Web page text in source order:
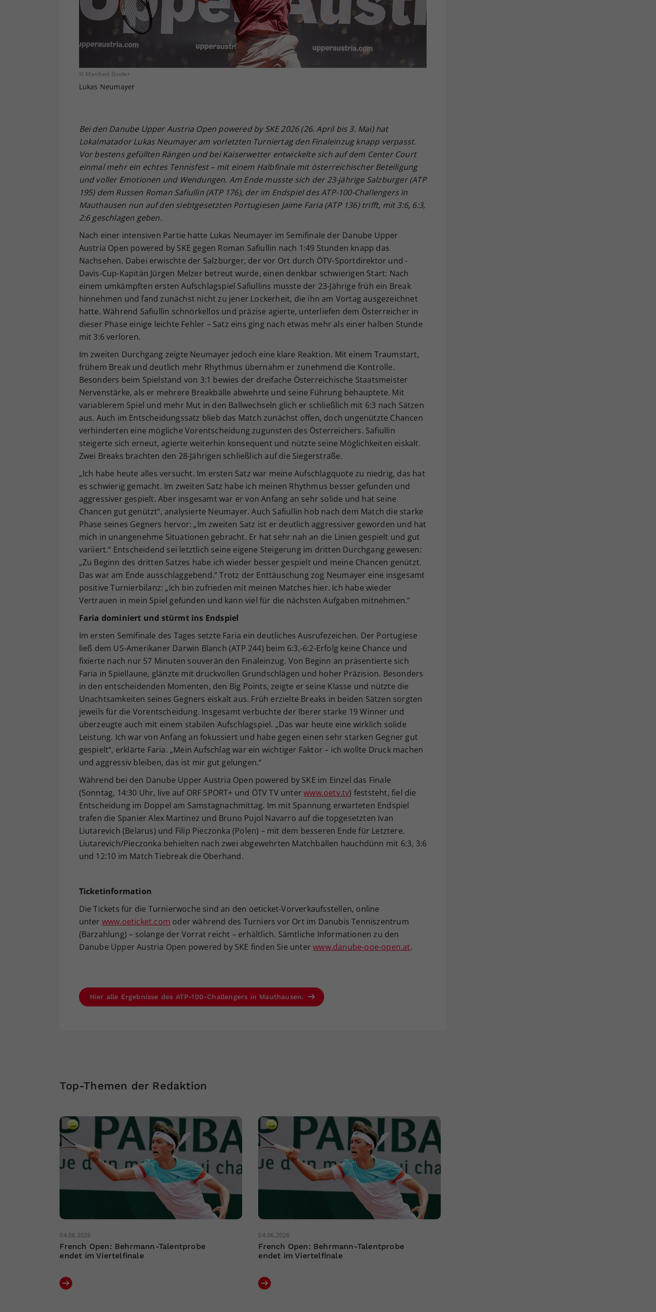
© Manfred Binder
Lukas Neumayer
Bei den Danube Upper Austria Open powered by SKE 2026 (26.April bis 3. Mai) hat
Lokalmatador Lukas Neumayer am vorletzten Turniertag den Finaleinzug knapp verpasst.
Vor bestens gefüllten Rängen und bei Kaiserwetter entwickelte sich auf dem Center Court
einmal mehr ein echtes Tennisfest – mit einem Halbfinale mit österreichischer Beteiligung
und voller Emotionen und Wendungen. Am Ende musste sich der 23-jährige Salzburger (ATP
195) dem Russen Roman Safiullin (ATP 176), der im Endspiel des ATP-100-Challengers in
Mauthausen nun auf den siebtgesetzten Portugiesen Jaime Faria (ATP 136) trifft, mit 3:6, 6:3,
2:6 geschlagen geben.
Nach einer intensiven Partie hatte Lukas Neumayer im Semifinale der Danube Upper
Austria Open powered by SKE gegen Roman Safiullin nach 1:49 Stunden knapp das
Nachsehen. Dabei erwischte der Salzburger, der vor Ort durch ÖTV-Sportdirektor und -
Davis-Cup-Kapitän Jürgen Melzer betreut wurde, einen denkbar schwierigen Start: Nach
einem umkämpften ersten Aufschlagspiel Safiullins musste der 23-Jährige früh ein Break
hinnehmen und fand zunächst nicht zu jener Lockerheit, die ihn am Vortag ausgezeichnet
hatte. Während Safiullin schnörkellos und präzise agierte, unterliefen dem Österreicher in
dieser Phase einige leichte Fehler – Satz eins ging nach etwas mehr als einer halben Stunde
mit 3:6 verloren.
Im zweiten Durchgang zeigte Neumayer jedoch eine klare Reaktion. Mit einem Traumstart,
frühem Break und deutlich mehr Rhythmus übernahm er zunehmend die Kontrolle.
Besonders beim Spielstand von 3:1 bewies der dreifache Österreichische Staatsmeister
Nervenstärke, als er mehrere Breakbälle abwehrte und seine Führung behauptete. Mit
variablerem Spiel und mehr Mut in den Ballwechseln glich er schließlich mit 6:3 nach Sätzen
aus. Auch im Entscheidungssatz blieb das Match zunächst offen, doch ungenützte Chancen
verhinderten eine mögliche Vorentscheidung zugunsten des Österreichers. Safiullin
steigerte sich erneut, agierte weiterhin konsequent und nützte seine Möglichkeiten eiskalt.
Zwei Breaks brachten den 28-Jährigen schließlich auf die Siegerstraße.
„Ich habe heute alles versucht. Im ersten Satz war meine Aufschlagquote zu niedrig, das hat
es schwierig gemacht. Im zweiten Satz habe ich meinen Rhythmus besser gefunden und
aggressiver gespielt. Aber insgesamt war er von Anfang an sehr solide und hat seine
Chancen gut genützt“, analysierte Neumayer. Auch Safiullin hob nach dem Match die starke
Phase seines Gegners hervor: „Im zweiten Satz ist er deutlich aggressiver geworden und hat
mich in unangenehme Situationen gebracht. Er hat sehr nah an die Linien gespielt und gut
variiert.“ Entscheidend sei letztlich seine eigene Steigerung im dritten Durchgang gewesen:
„Zu Beginn des dritten Satzes habe ich wieder besser gespielt und meine Chancen genützt.
Das war am Ende ausschlaggebend.“ Trotz der Enttäuschung zog Neumayer eine insgesamt
positive Turnierbilanz: „Ich bin zufrieden mit meinen Matches hier. Ich habe wieder
Vertrauen in mein Spiel gefunden und kann viel für die nächsten Aufgaben mitnehmen.“
Faria dominiert und stürmt ins Endspiel
Im ersten Semifinale des Tages setzte Faria ein deutliches Ausrufezeichen. Der Portugiese
ließ dem US-Amerikaner Darwin Blanch (ATP 244) beim 6:3,-6:2-Erfolg keine Chance und
fixierte nach nur 57 Minuten souverän den Finaleinzug. Von Beginn an präsentierte sich
Faria in Spiellaune, glänzte mit druckvollen Grundschlägen und hoher Präzision. Besonders
in den entscheidenden Momenten, den Big Points, zeigte er seine Klasse und nützte die
Unachtsamkeiten seines Gegners eiskalt aus. Früh erzielte Breaks in beiden Sätzen sorgten
jeweils für die Vorentscheidung. Insgesamt verbuchte der Iberer starke 19 Winner und
überzeugte auch mit einem stabilen Aufschlagspiel. „Das war heute eine wirklich solide
Leistung. Ich war von Anfang an fokussiert und habe gegen einen sehr starken Gegner gut
gespielt“, erklärte Faria. „Mein Aufschlag war ein wichtiger Faktor – ich wollte Druck machen
und aggressiv bleiben, das ist mir gut gelungen.“
Während bei den Danube Upper Austria Open powered by SKE im Einzel das Finale
(Sonntag, 14:30 Uhr, live auf ORF SPORT+ und ÖTV TV unterwww.oetv.tv) feststeht, fiel die
Entscheidung im Doppel am Samstagnachmittag. Im mit Spannung erwarteten Endspiel
trafen die Spanier Alex Martinez und Bruno Pujol Navarro auf die topgesetzten Ivan
Liutarevich (Belarus) und Filip Pieczonka (Polen) – mit dem besseren Ende für Letztere.
Liutarevich/Pieczonka behielten nach zwei abgewehrten Matchbällen hauchdünn mit 6:3, 3:6
und 12:10 im Match Tiebreak die Oberhand.
Ticketinformation
Die Tickets für die Turnierwoche sind an den oeticket-Vorverkaufsstellen, online
unter www.oeticket.com oder während des Turniers vor Ort im Danubis Tenniszentrum
(Barzahlung) – solange der Vorrat reicht – erhältlich. Sämtliche Informationen zu den
Danube Upper Austria Open powered by SKE finden Sie unterwww.danube-ooe-open.at.
Hier alle Ergebnisse des ATP-100-Challengers in Mauthausen.
Top-Themen der Redaktion
04.06.2026
French Open: Behrmann-Talentprobe
endet im Viertelfinale
04.06.2026
French Open: Behrmann-Talentprobe
endet im Viertelfinale
Ihrer vorgenommen Einstellungen, falls der
Webseiten-Betreiber dies eingestellt hat.